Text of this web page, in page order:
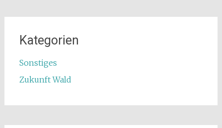
Kategorien
Sonstiges
Zukunft Wald